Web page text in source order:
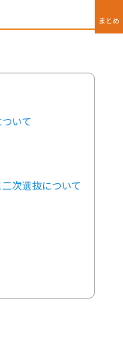
いて
次選抜について
まとめ